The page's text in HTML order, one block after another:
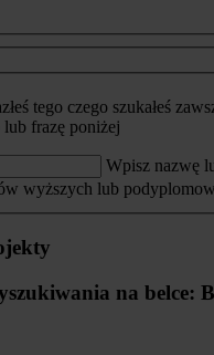
tego czego szukałeś
lub frazę poniżej
Wpisz nazwę
wyższych lub
na belce: